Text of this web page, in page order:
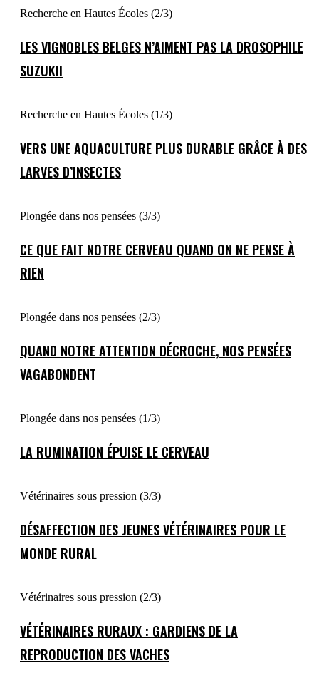
Recherche en Hautes Écoles (2/3)
LES VIGNOBLES BELGES N’AIMENT PAS LA DROSOPHILE
SUZUKII
Recherche en Hautes Écoles (1/3)
VERS UNE AQUACULTURE PLUS DURABLE GRÂCE À DES
LARVES D’INSECTES
Plongée dans nos pensées (3/3)
CE QUE FAIT NOTRE CERVEAU QUAND ON NE PENSE À
RIEN
Plongée dans nos pensées (2/3)
QUAND NOTRE ATTENTION DÉCROCHE, NOS PENSÉES
VAGABONDENT
Plongée dans nos pensées (1/3)
LA RUMINATION ÉPUISE LE CERVEAU
Vétérinaires sous pression (3/3)
DÉSAFFECTION DES JEUNES VÉTÉRINAIRES POUR LE
MONDE RURAL
Vétérinaires sous pression (2/3)
VÉTÉRINAIRES RURAUX : GARDIENS DE LA
REPRODUCTION DES VACHES